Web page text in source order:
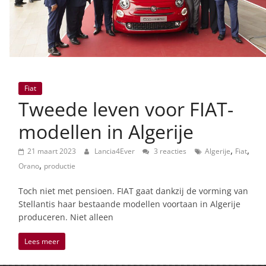
Fiat
Tweede leven voor FIAT-
modellen in Algerije
21 maart 2023 Lancia4Ever 3 reacties Algerije, Fiat,
Orano, productie
Toch niet met pensioen. FIAT gaat dankzij de vorming van
Stellantis haar bestaande modellen voortaan in Algerije
produceren. Niet alleen
Lees meer